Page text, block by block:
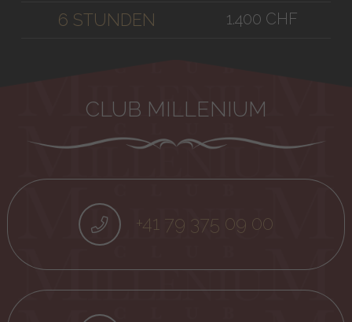
6 STUNDEN 1.400 CHF
CLUB MILLENIUM
+41 79 375 09 00